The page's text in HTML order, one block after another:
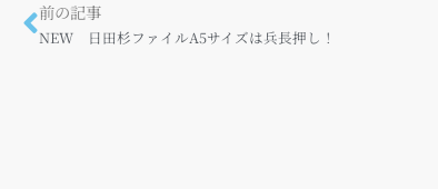
前の記事
NEW 日田杉ファイルA5サイズは兵長押し！